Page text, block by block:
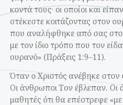
κοντά τους· οι οποίοι και
στέκεστε κοιτάζοντας στον
που αναλήφθηκε από σας
με τον ίδιο τρόπο που τον
ουρανό» (Πράξεις 1:9–11).
Όταν ο Χριστός ανέβηκε
Οι άνθρωποι Τον έβλεπαν. Οι
μαθητές ότι θα επέστρεφε